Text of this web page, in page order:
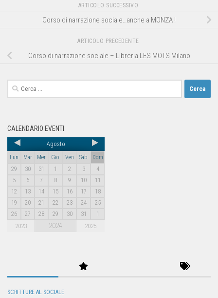
ARTICOLO SUCCESSIVO
Corso di narrazione sociale…anche a MONZA !
ARTICOLO PRECEDENTE
Corso di narrazione sociale – Libreria LES MOTS Milano
CALENDARIO EVENTI
Agosto
Lun Mar Mer Gio Ven Sab
Dom
29
30 31 1 2 3
4
5
6 7 8 9 10
11
12
13 14 15 16 17
18
19
20 21 22 23 24
25
26
27 28 29 30 31 1
2023 2024 2025
SCRITTURE AL SOCIALE